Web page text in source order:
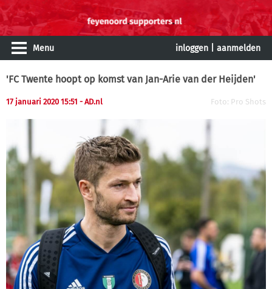
Menu inloggen aanmelden
'FC Twente hoopt op komst van Jan-Arie van der Heijden'
17 januari 2020 15:51 - AD.nl Foto: Pro Shots